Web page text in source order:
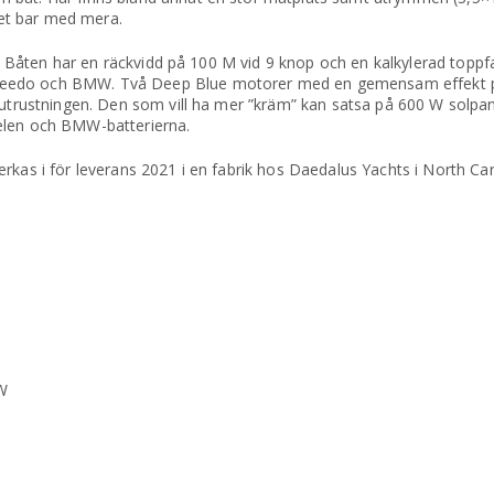
bar med mera.
har en räckvidd på 100 M vid 9 knop och en kalkylerad
och BMW. Två Deep Blue motorer med en gemensam effekt
Den som vill ha mer ”kräm” kan satsa på 600 W
och BMW-batterierna.
i för leverans 2021 i en fabrik hos Daedalus Yachts i North